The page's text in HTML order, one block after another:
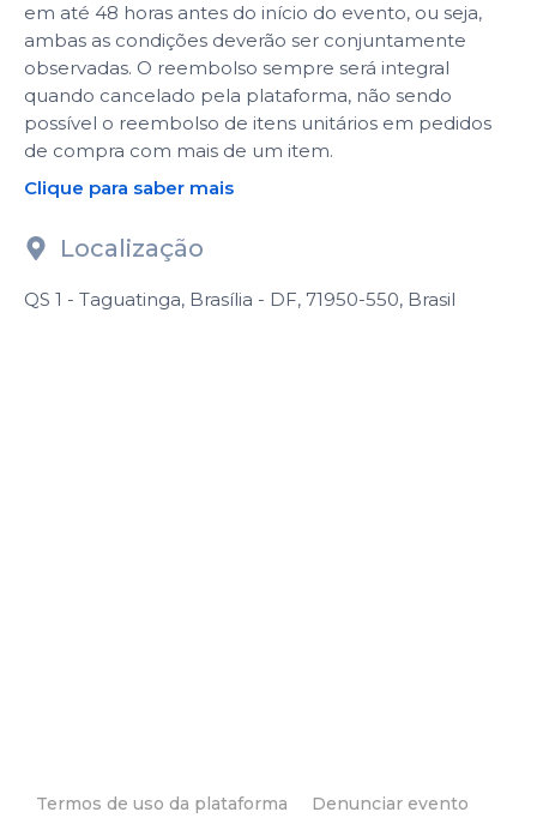
em até 48 horas antes do início do evento, ou seja,
ambas as condições deverão ser conjuntamente
observadas. O reembolso sempre será integral
quando cancelado pela plataforma, não sendo
possível o reembolso de itens unitários em pedidos
de compra com mais de um item.
Clique para saber mais
Localização
QS 1 - Taguatinga, Brasília - DF, 71950-550, Brasil
Termos de uso da plataforma Denunciar evento